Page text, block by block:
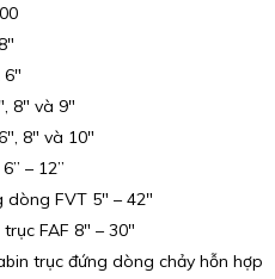
8″ và 9″
8″ và 10″
– 12”
FVT 5″ – 42″
FAF 8″ – 30″
trục đứng dòng chảy hỗn hợp